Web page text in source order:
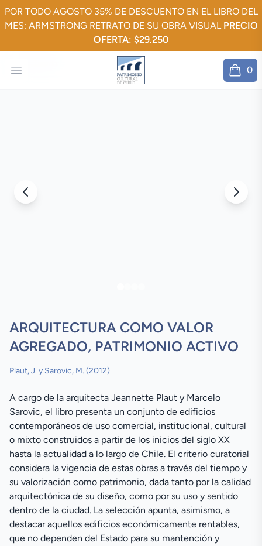
POR TODO AGOSTO 35% DE DESCUENTO EN EL LIBRO DEL
MES: ARMSTRONG RETRATO DE SU OBRA VISUAL PRECIO
OFERTA: $29.250
Open menu
Patrimonio
0
items
Inicio
ARQUITECTURA COMO VALOR
AGREGADO, PATRIMONIO ACTIVO
Plaut, J. y Sarovic, M. (2012)
A cargo de la arquitecta Jeannette Plaut y Marcelo
Sarovic, el libro presenta un conjunto de edificios
contemporáneos de uso comercial, institucional, cultural
o mixto construidos a partir de los inicios del siglo XX
hasta la actualidad a lo largo de Chile. El criterio curatorial
considera la vigencia de estas obras a través del tiempo y
su valorización como patrimonio, dada tanto por la calidad
arquitectónica de su diseño, como por su uso y sentido
dentro de la ciudad. La selección apunta, asimismo, a
destacar aquellos edificios económicamente rentables,
que no dependen del Estado para su mantención y